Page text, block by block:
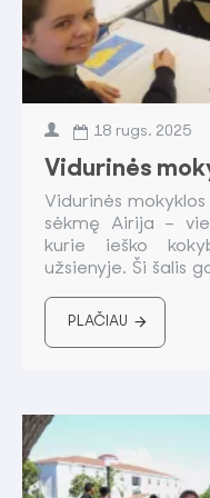
18 rugs. 2025
Vidurinės
Vidurinės
sėkmę Airija –
kurie ieško
užsienyje. Ši šalis
PLAČIAU